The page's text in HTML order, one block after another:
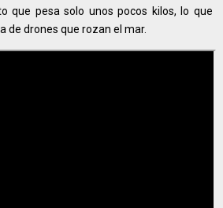
que pesa solo unos pocos kilos, lo que
de drones que rozan el mar.